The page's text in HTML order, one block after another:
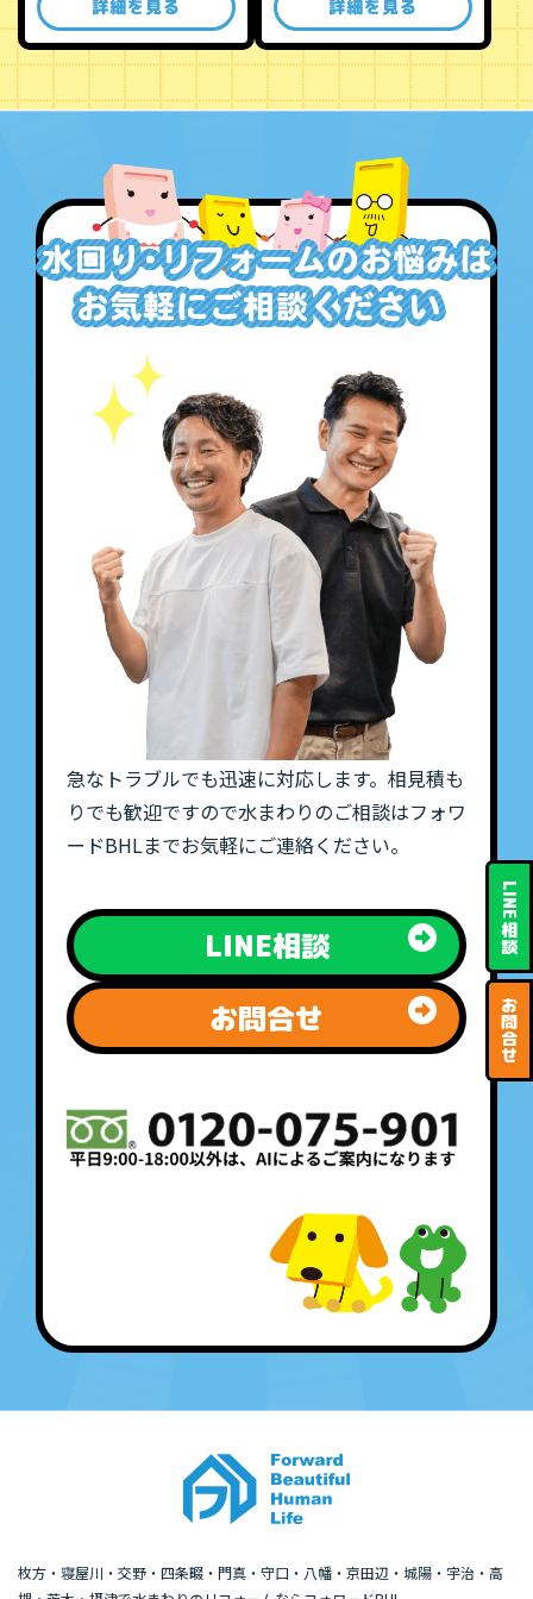
LINE
相
談
お
問
合
せ
詳細を見る 詳細を見る
急なトラブルでも迅速に対応します。相見積も
りでも歓迎ですので水まわりのご相談はフォワ
ードBHLまでお気軽にご連絡ください。
LINE相談
お問合せ
枚方・寝屋川・交野・四条畷・門真・守口・八幡・京田辺・城陽・宇治・高